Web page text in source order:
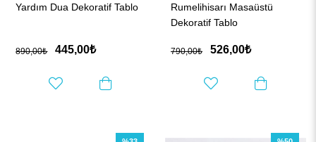
Yardım Dua Dekoratif Tablo
445,00₺
890,00₺
Rumelihisarı Masaüstü
Dekoratif Tablo
526,00₺
790,00₺